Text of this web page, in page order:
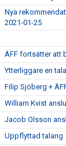
Nya
2021-01-25
ÄFF fortsätter att
Ytterliggare en
Filip Sjöberg +
William Kvist
Jacob Olsson
Uppflyttad talang